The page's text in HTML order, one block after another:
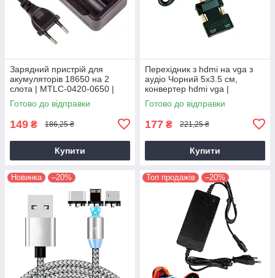
Зарядний пристрій для
акумуляторів 18650 на 2
слота | MTLC-0420-0650 |
зарядка, зарядник
Готово до відправки
149 ₴ 186,25 ₴
Купити
Перехідник з hdmi на vga з
аудіо Чорний 5х3.5 см,
конвертер hdmi vga |
переходник hdmi на vga
Готово до відправки
177 ₴ 221,25 ₴
Купити
Новинка –20% Топ продажів –20%